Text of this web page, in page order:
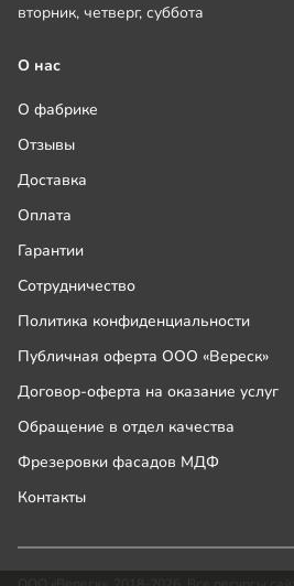
вторник, четверг, суббота
О нас
О фабрике
Отзывы
Доставка
Оплата
Гарантии
Сотрудничество
Политика конфиденциальности
Публичная оферта ООО «Вереск»
Договор-оферта на оказание услуг
Обращение в отдел качества
Фрезеровки фасадов МДФ
Контакты